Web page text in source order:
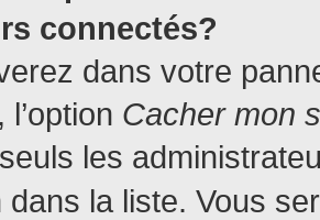
connectés?
dans votre
l’option Cacher mon
les
dans la liste. Vous